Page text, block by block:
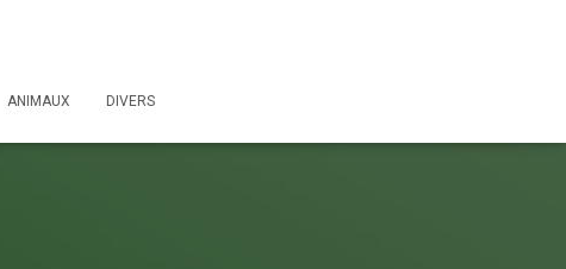
ANIMAUX DIVERS